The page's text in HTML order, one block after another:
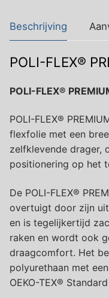
Beschrijving
POLI-FLEX®
POLI-FLEX®
POLI-FLEX®
flexfolie met een
zelfklevende drager,
positionering op het
De POLI-FLEX®
overtuigt door zijn
en is tegelijkertijd
raken en wordt ook
draagcomfort. Het
polyurethaan met
OEKO-TEX®